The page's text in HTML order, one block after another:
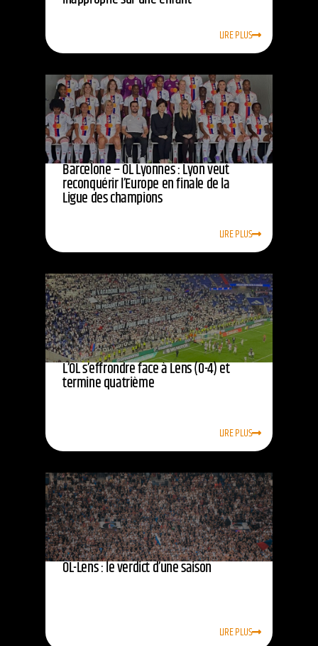
LIRE PLUS
Barcelone – OL Lyonnes : Lyon veut
reconquérir l’Europe en finale de la
Ligue des champions
LIRE PLUS
L’OL s’effrondre face à Lens (0-4) et
termine quatrième
LIRE PLUS
OL-Lens : le verdict d’une saison
LIRE PLUS